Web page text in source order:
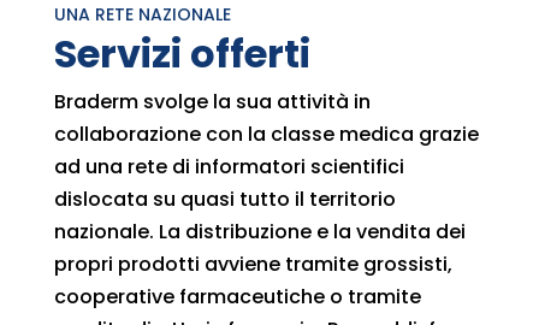
UNA RETE NAZIONALE
Servizi offerti
Braderm svolge la sua attività in
collaborazione con la classe medica grazie
ad una rete di informatori scientifici
dislocata su quasi tutto il territorio
nazionale. La distribuzione e la vendita dei
propri prodotti avviene tramite grossisti,
cooperative farmaceutiche o tramite